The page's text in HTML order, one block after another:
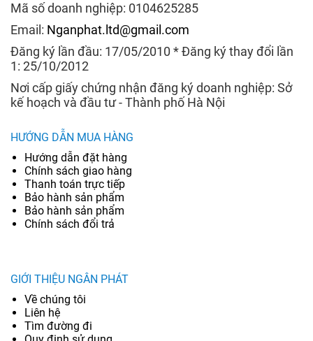
Mã số doanh nghiệp: 0104625285
Email: Nganphat.ltd@gmail.com
Đăng ký lần đầu: 17/05/2010 * Đăng ký thay đổi lần
1: 25/10/2012
Nơi cấp giấy chứng nhận đăng ký doanh nghiệp: Sở
kế hoạch và đầu tư - Thành phố Hà Nội
HƯỚNG DẪN MUA HÀNG
Hướng dẫn đặt hàng
Chính sách giao hàng
Thanh toán trực tiếp
Bảo hành sản phẩm
Bảo hành sản phẩm
Chính sách đổi trả
GIỚI THIỆU NGÂN PHÁT
Về chúng tôi
Liên hệ
Tìm đường đi